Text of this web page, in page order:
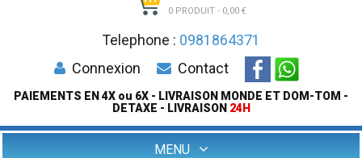
0 PRODUIT - 0,00 €
Telephone : 0981864371
Connexion
Contact
PAIEMENTS EN 4X ou 6X - LIVRAISON MONDE ET DOM-TOM -
DETAXE - LIVRAISON 24H
MENU